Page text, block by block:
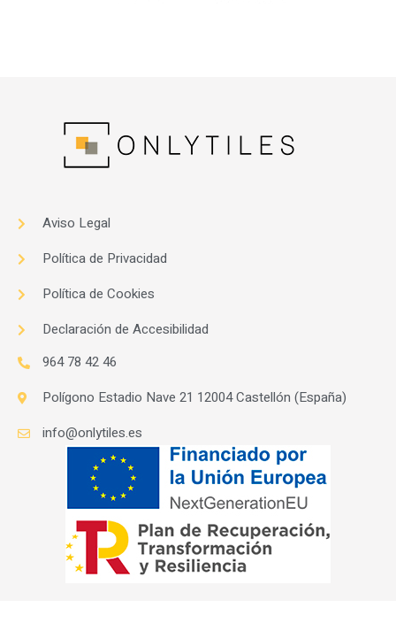
Aviso Legal
Política de Privacidad
Política de Cookies
Declaración de Accesibilidad
964 78 42 46
Polígono Estadio Nave 21 12004 Castellón (España)
info@onlytiles.es